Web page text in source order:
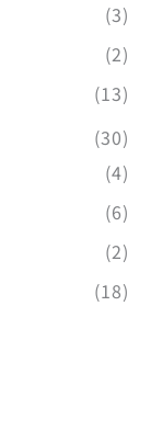
(3)
(2)
(13)
(30)
(4)
(6)
(2)
(18)